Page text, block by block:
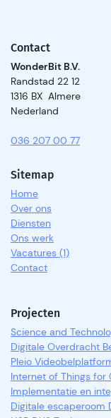
Contact
WonderBit B.V.
Randstad 22 12
1316 BX Almere
Nederland
036 207 00 77
Sitemap
Home
Over ons
Diensten
Ons werk
Vacatures (1)
Contact
Projecten
Science and
Digitale Overdracht
Pleio
Internet of Things for
Digitale escaperoom